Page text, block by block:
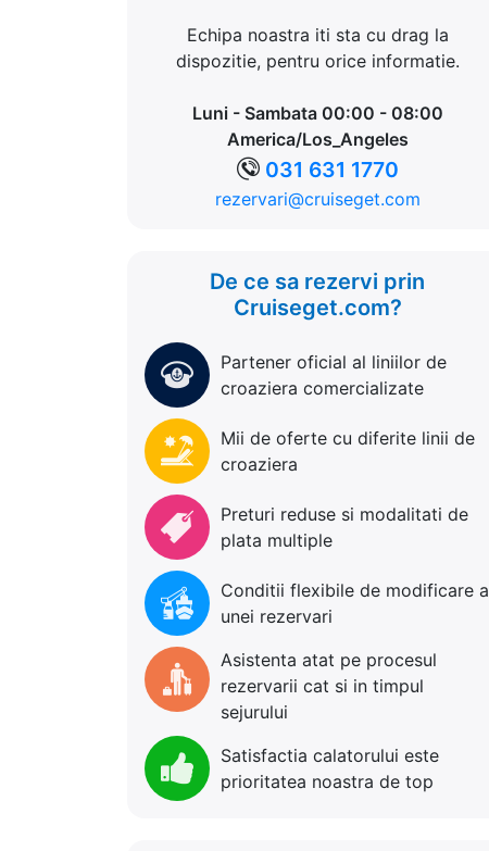
Echipa noastra iti sta cu drag la
dispozitie, pentru orice informatie.
Luni - Sambata 00:00 - 08:00
America/Los_Angeles
031 631 1770
rezervari@cruiseget.com
De ce sa rezervi prin
Cruiseget.com?
Partener oficial al liniilor de
croaziera comercializate
Mii de oferte cu diferite linii de
croaziera
Preturi reduse si modalitati de
plata multiple
Conditii flexibile de modificare a
unei rezervari
Asistenta atat pe procesul
rezervarii cat si in timpul
sejurului
Satisfactia calatorului este
prioritatea noastra de top